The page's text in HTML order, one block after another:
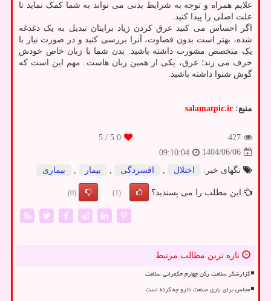
علایم همراه و توجه به شرایط بدنی می تواند به شما کمک نماید تا
علت اصلی را پیدا کنید.
اگر احساس می کنید عرق کردن زیاد برایتان تبدیل به یک دغدغه
شده، بهتر است بدون قضاوت، آنرا بررسی کنید و در صورت نیاز با
یک متخصص مشورت داشته باشید. بدن شما با زبان خاص خودش
حرف می زند؛ عرق، یکی از همین زبان هاست. مهم این است که
گوش شنوا داشته باشید.
منبع: salamatpic.ir
427
5.0
/ 5
1404/06/06
09:10:04
تگهای خبر:
اختلال , افسردگی , بیمار , بیماری
این مطلب را می پسندید؟ (1)
(0)
تازه ترین مطالب مرتبط
گزارشگر سلامت رکن چهارم حکمرانی سلامت
مجلس برای یاری صنعت دارو چه کرده است